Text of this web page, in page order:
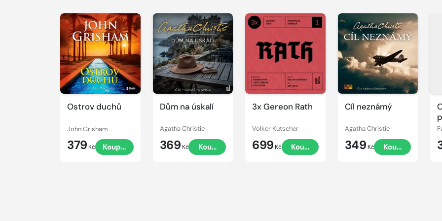
Ostrov duchů
John Grisham
379 Kč Koupit
Přehrát
ukázku
Dům na úskalí
Agatha Christie
369 Kč Koupit
Přehrát
ukázku
3x Gereon Rath
Volker Kutscher
699 Kč Koupit
Cíl neznámý
Agatha Christie
349 Kč Koupit
Přehrát
ukázku